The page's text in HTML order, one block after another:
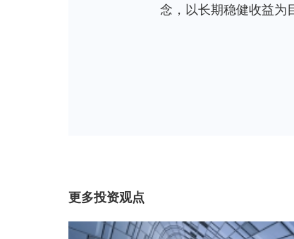
念，以长期稳健收益为
更多投资观点